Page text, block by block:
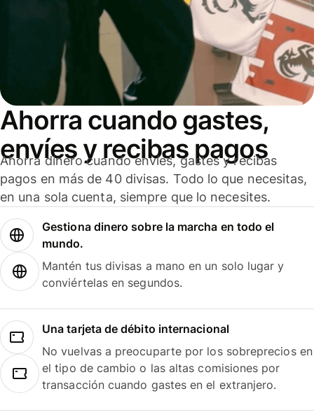
Ahorra cuando gastes,
envíes y recibas pagos
Ahorra dinero cuando envíes, gastes y recibas
pagos en más de 40 divisas. Todo lo que necesitas,
en una sola cuenta, siempre que lo necesites.
Gestiona dinero sobre la marcha en todo el
mundo.
Mantén tus divisas a mano en un solo lugar y
conviértelas en segundos.
Una tarjeta de débito internacional
No vuelvas a preocuparte por los sobreprecios en
el tipo de cambio o las altas comisiones por
transacción cuando gastes en el extranjero.